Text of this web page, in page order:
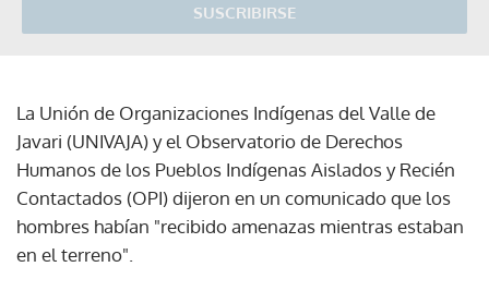
SUSCRIBIRSE
La Unión de Organizaciones Indígenas del Valle de
Javari (UNIVAJA) y el Observatorio de Derechos
Humanos de los Pueblos Indígenas Aislados y Recién
Contactados (OPI) dijeron en un comunicado que los
hombres habían "recibido amenazas mientras estaban
en el terreno".